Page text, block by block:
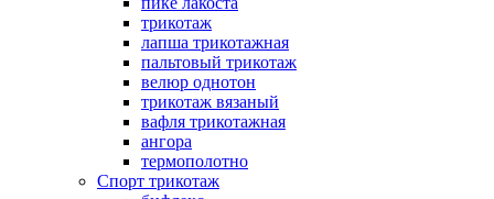
трикотаж
лапша трикотажная
пальтовый трикотаж
велюр однотон
трикотаж вязаный
вафля трикотажная
ангора
термополотно
Спорт трикотаж